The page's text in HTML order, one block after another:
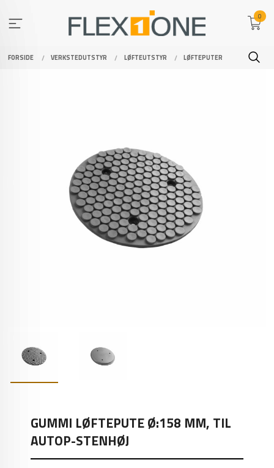
innholdet
0
FORSIDE VERKSTEDUTSTYR LØFTEUTSTYR LØFTEPUTER
GUMMI LØFTEPUTE Ø:158 MM, TIL
AUTOP-STENHØJ